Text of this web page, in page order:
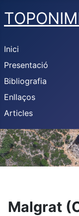
Inici
Presentació
Bibliografia
Enllaços
Articles
Malgrat